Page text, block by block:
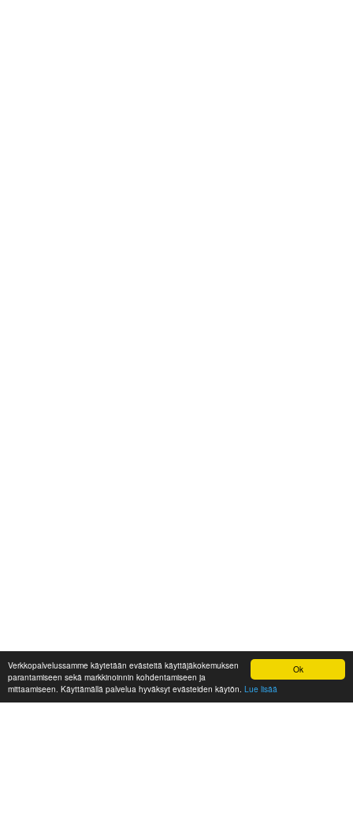
Ok
Verkkopalvelussamme käytetään evästeitä käyttäjäkokemuksen
parantamiseen sekä markkinoinnin kohdentamiseen ja
mittaamiseen. Käyttämällä palvelua hyväksyt evästeiden käytön. Lue lisää